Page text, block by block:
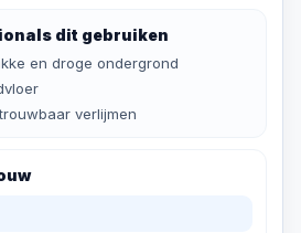
dit gebruiken
en droge ondergrond
verlijmen